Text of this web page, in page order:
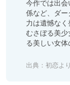
今作では出
係など、ダ
力は遺憾な
むさぼる美
る美しい女
出典： 初恋より